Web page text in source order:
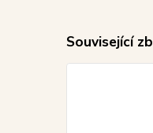
Související